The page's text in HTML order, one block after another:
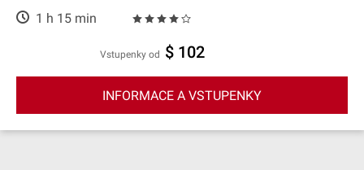
1 h 15 min
Vstupenky od $ 102
INFORMACE A VSTUPENKY